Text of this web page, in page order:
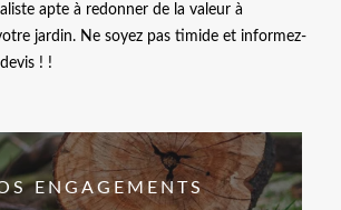
apte à redonner de la valeur à
jardin. Ne soyez pas timide et informez-
! !
ENGAGEMENTS